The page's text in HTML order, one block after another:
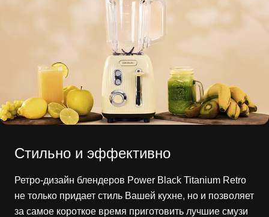
Стильно и эффективно
Ретро-дизайн блендеров Power Black Titanium Retro
не только придает стиль Вашей кухне, но и позволяет
за самое короткое время приготовить лучшие смузи